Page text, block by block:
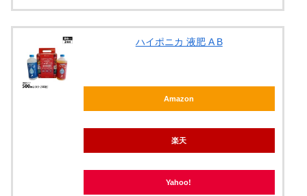
ハイポニカ 液肥 A B
Amazon
楽天
Yahoo!